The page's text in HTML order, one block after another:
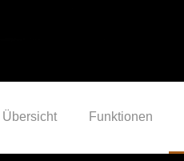
Übersicht Funktionen